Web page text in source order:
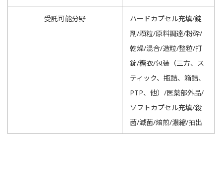
受託可能分野
ハードカプセル充填/錠
剤/顆粒/原料調達/粉砕/
乾燥/混合/造粒/整粒/打
錠/糖衣/包装（三方、ス
ティック、瓶詰、箱詰、
PTP、他）/医薬部外品/
ソフトカプセル充填/殺
菌/滅菌/焙煎/濃縮/抽出